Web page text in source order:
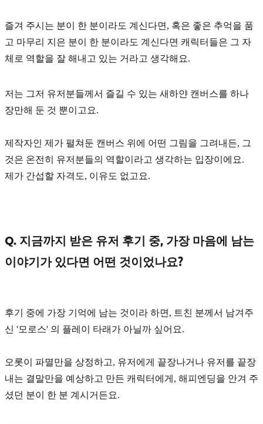
즐겨 주시는 분이 한 분이라도 계신다면, 혹은 좋은 추억을 품
고 마무리 지은 분이 한 분이라도 계신다면 캐릭터들은 그 자
체로 역할을 잘 해내고 있는 거라고 생각해요.
저는 그저 유저분들께서 즐길 수 있는 새하얀 캔버스를 하나
장만해 둔 것 뿐이고요.
제작자인 제가 펼쳐둔 캔버스 위에 어떤 그림을 그려내든, 그
것은 온전히 유저분들의 역할이라고 생각하는 입장이에요.
제가 간섭할 자격도, 이유도 없고요.
Q. 지금까지 받은 유저 후기 중, 가장 마음에 남는
이야기가 있다면 어떤 것이었나요?
후기 중에 가장 기억에 남는 것이라 하면, 트친 분께서 남겨주
신 '모로스' 의 플레이 타래가 아닐까 싶어요.
오롯이 파멸만을 상정하고, 유저에게 끝장나거나 유저를 끝장
내는 결말만을 예상하고 만든 캐릭터에게, 해피엔딩을 안겨 주
셨던 분이 한 분 계시거든요.